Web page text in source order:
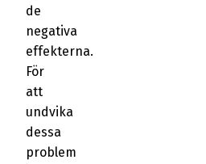
de
negativa
effekterna.
För
att
undvika
dessa
problem